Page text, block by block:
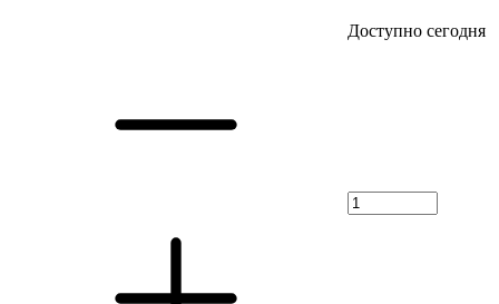
Доступно сегодня